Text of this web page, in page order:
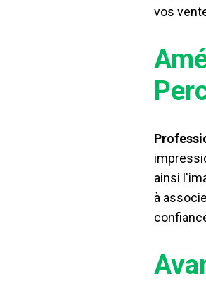
vos
ainsi
à